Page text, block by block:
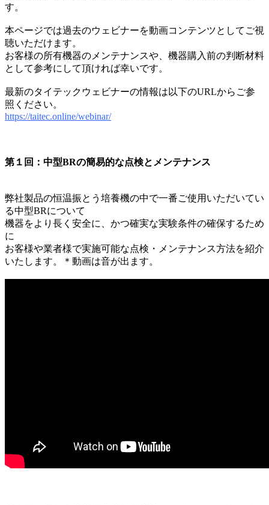
す。
本ページでは過去のウェビナーを動画コンテンツとしてご視
聴いただけます。
お客様の所有機器のメンテナンスや、機器購入前の判断材料
として参考にして頂ければ幸いです。
最新のタイテックウェビナーの情報は以下のURLからご参
照ください。
https://taitec.online/webinar/
第１回：中型BRの簡易的な点検とメンテナンス
弊社製品の恒温振とう培養機の中で一番ご使用いただいてい
る中型BRについて
機器をより長く安全に、かつ確実な実験条件の確保するため
に
お客様や業者様で実施可能な点検・メンテナンス方法を紹介
いたします。＊動画は音が出ます。